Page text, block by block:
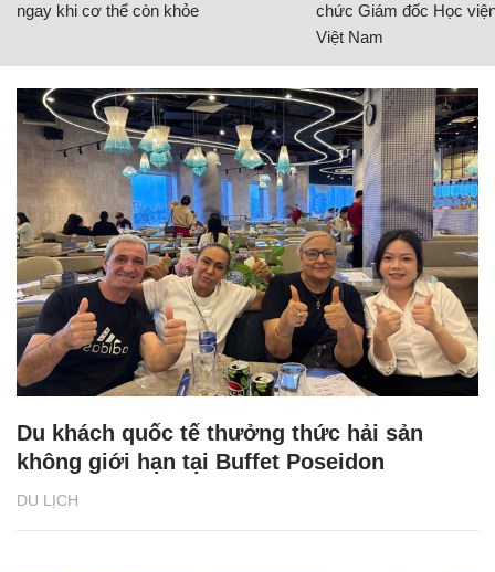
ngay khi cơ thể còn khỏe
chức Giám đốc Học
Việt Nam
DU LỊCH
Du khách quốc tế thưởng thức hải sản
không giới hạn tại Buffet Poseidon